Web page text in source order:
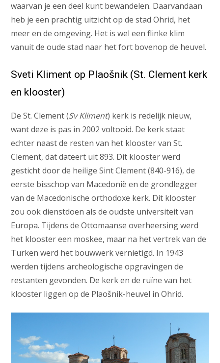
waarvan je een deel kunt bewandelen. Daarvandaan
heb je een prachtig uitzicht op de stad Ohrid, het
meer en de omgeving. Het is wel een flinke klim
vanuit de oude stad naar het fort bovenop de heuvel.
Sveti Kliment op Plaošnik (St. Clement kerk
en klooster)
De St. Clement (Sv Kliment) kerk is redelijk nieuw,
want deze is pas in 2002 voltooid. De kerk staat
echter naast de resten van het klooster van St.
Clement, dat dateert uit 893. Dit klooster werd
gesticht door de heilige Sint Clement (840-916), de
eerste bisschop van Macedonië en de grondlegger
van de Macedonische orthodoxe kerk. Dit klooster
zou ook dienstdoen als de oudste universiteit van
Europa. Tijdens de Ottomaanse overheersing werd
het klooster een moskee, maar na het vertrek van de
Turken werd het bouwwerk vernietigd. In 1943
werden tijdens archeologische opgravingen de
restanten gevonden. De kerk en de ruïne van het
klooster liggen op de Plaošnik-heuvel in Ohrid.